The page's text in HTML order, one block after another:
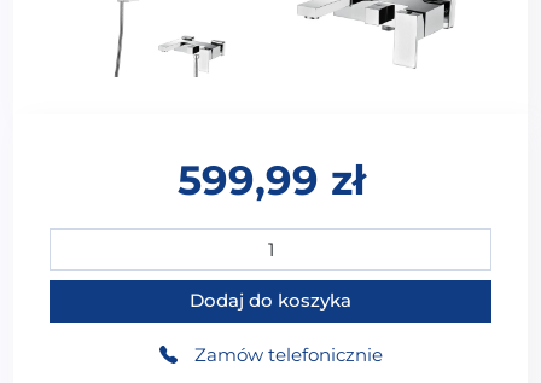
599,99 zł
ilość WS-02231CH Bateria wannowa ścienna 2-
Dodaj do koszyka
Zamów telefonicznie